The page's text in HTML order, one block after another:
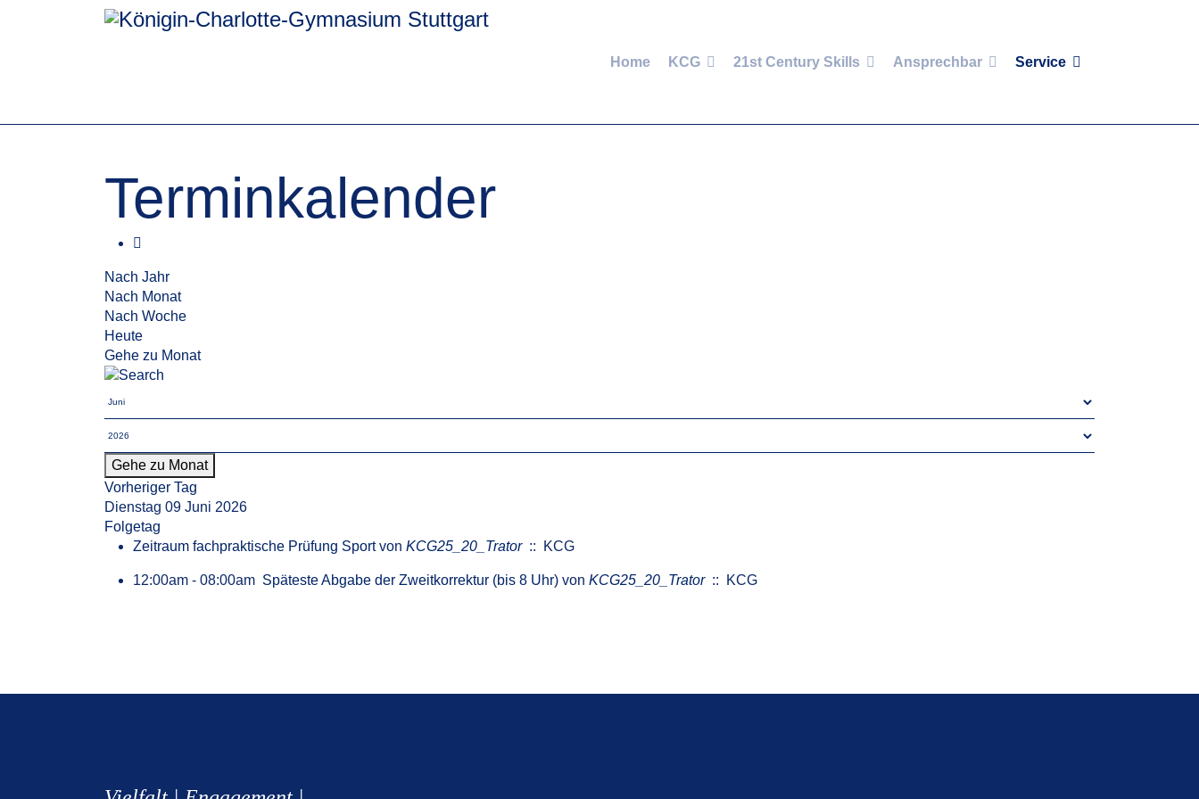
Home KCG 21st Century Skills Ansprechbar Service
Terminkalender
Nach Jahr
Nach Monat
Nach Woche
Heute
Gehe zu Monat
Gehe zu Monat
Vorheriger Tag
Dienstag 09 Juni 2026
Folgetag
Zeitraum fachpraktische Prüfung Sportvon KCG25_20_Trator:: KCG
12:00am - 08:00am Späteste Abgabe der Zweitkorrektur (bis 8 Uhr) von KCG25_20_Trator:: KCG